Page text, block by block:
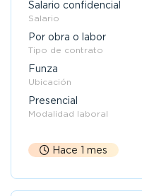
Salario confidencial
Salario
Por obra o labor
Tipo de contrato
Funza
Ubicación
Presencial
Modalidad laboral
Hace 1 mes